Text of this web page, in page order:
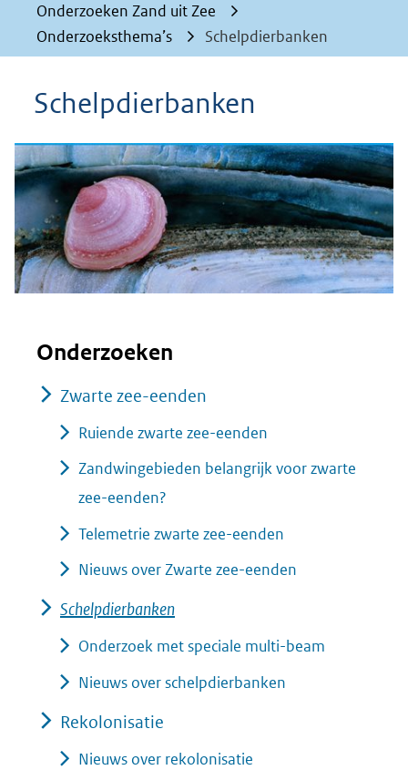
Onderzoeken Zand uit Zee
Onderzoeksthema’s
Schelpdierbanken
Schelpdierbanken
Onderzoeken
Zwarte zee-eenden
Ruiende zwarte zee-eenden
Zandwingebieden belangrijk voor zwarte
zee-eenden?
Telemetrie zwarte zee-eenden
Nieuws over Zwarte zee-eenden
Schelpdierbanken
Onderzoek met speciale multi-beam
Nieuws over schelpdierbanken
Rekolonisatie
Nieuws over rekolonisatie